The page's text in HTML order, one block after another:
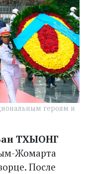
героям и
ТХЫОНГ
Жомарта
После